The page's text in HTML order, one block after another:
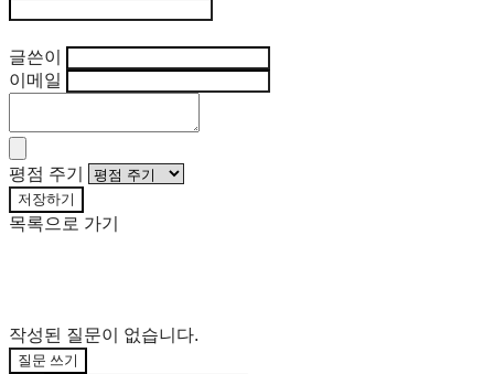
글쓴이
이메일
평점 주기
저장하기
목록으로 가기
작성된 질문이 없습니다.
질문 쓰기